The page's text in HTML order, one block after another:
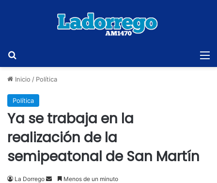
Inicio / Política
Política
Ya se trabaja en la
realización de la
semipeatonal de San Martín
La Dorrego
SendMenos de un minuto